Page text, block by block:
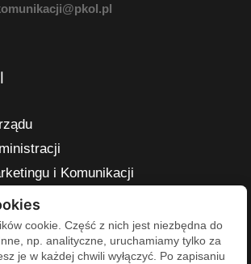
i Komunikacji
Olimpijskiej
i Kadr
Olimpijskich
cookie. Część z nich jest niezbędna do
np. analityczne, uruchamiamy tylko za
je w każdej chwili wyłączyć. Po zapisaniu